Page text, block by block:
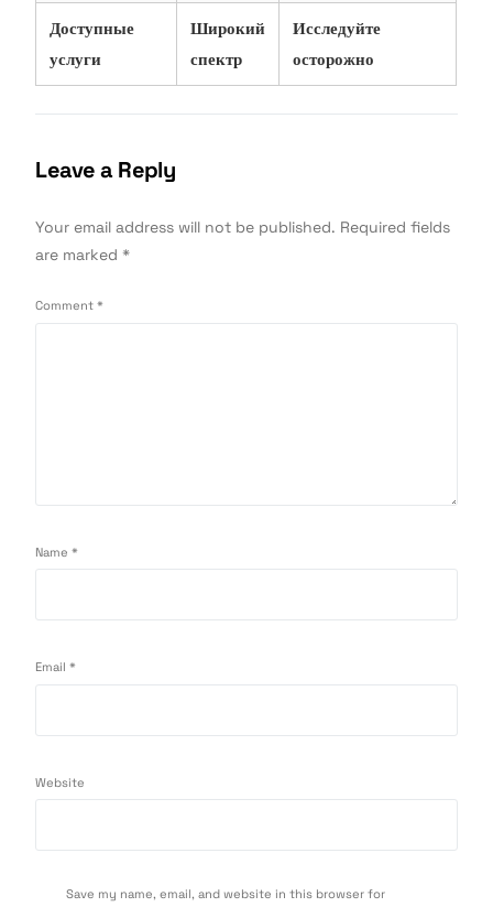
Доступные
услуги
Широкий
спектр
Исследуйте
осторожно
Leave a Reply
Your email address will not be published. Required fields
are marked*
Comment*
Name*
Email*
Website
Save my name, email, and website in this browser for